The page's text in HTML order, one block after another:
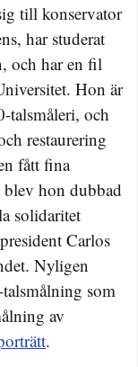
till konservator
har studerat
och har en fil
Hon är
talsmåleri, och
restaurering
fått fina
hon dubbad
solidaritet
Carlos
Nyligen
som
av
.